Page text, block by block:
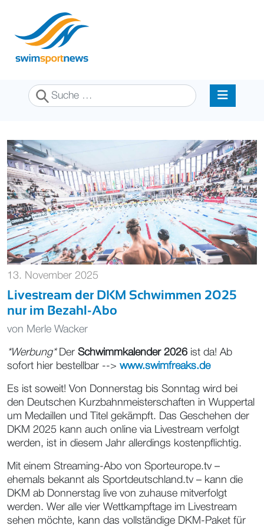
Suchen
13. November 2025
Livestream der DKM Schwimmen 2025
nur im Bezahl-Abo
von Merle Wacker
*Werbung*Der Schwimmkalender 2026 ist da! Ab
sofort hier bestellbar --> www.swimfreaks.de
Es ist soweit! Von Donnerstag bis Sonntag wird bei
den Deutschen Kurzbahnmeisterschaften in Wuppertal
um Medaillen und Titel gekämpft. Das Geschehen der
DKM 2025 kann auch online via Livestream verfolgt
werden, ist in diesem Jahr allerdings kostenpflichtig.
Mit einem Streaming-Abo von Sporteurope.tv –
ehemals bekannt als Sportdeutschland.tv – kann die
DKM ab Donnerstag live von zuhause mitverfolgt
werden. Wer alle vier Wettkampftage im Livestream
sehen möchte, kann das vollständige DKM-Paket für